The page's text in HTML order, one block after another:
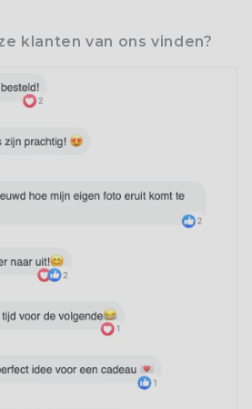
klanten van ons vinden?